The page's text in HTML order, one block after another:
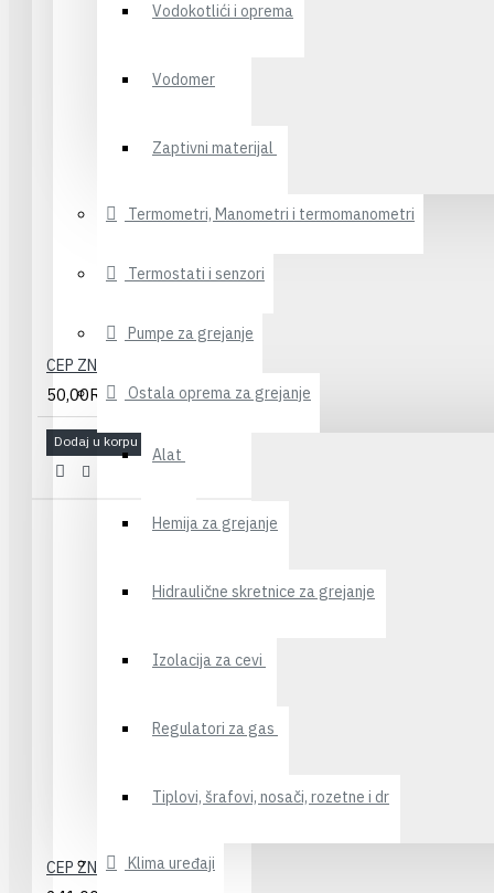
Vodokotlići i oprema
Vodomer
Zaptivni materijal
Termometri, Manometri i termomanometri
Termostati i senzori
Pumpe za grejanje
Ostala oprema za grejanje
Alat
Hemija za grejanje
Hidraulične skretnice za grejanje
Izolacija za cevi
Regulatori za gas
Tiplovi, šrafovi, nosači, rozetne i dr
Klima uređaji
CEP ZN 290 1/2"
50,00RSD
Dodaj u korpu
CEP ZN 290 2"